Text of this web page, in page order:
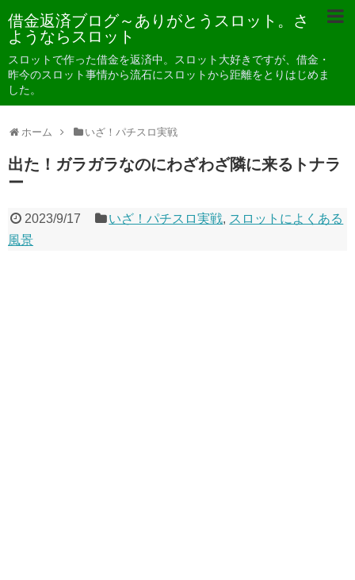
借金返済ブログ～ありがとうスロット。さ
ようならスロット
スロットで作った借金を返済中。スロット大好きですが、借金・
昨今のスロット事情から流石にスロットから距離をとりはじめま
した。
ホーム いざ！パチスロ実戦
出た！ガラガラなのにわざわざ隣に来るトナラ
ー
2023/9/17 いざ！パチスロ実戦, スロットによくある
風景